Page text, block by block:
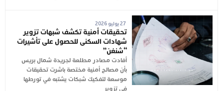
27 يوليو 2026
تحقيقات أمنية تكشف شبهات تزوير
شهادات السكنى للحصول على تأشيرات
“شنغن”
أفادت مصادر مطلعة لجريدة شمال بريس
بأن مصالح أمنية مختصة باشرت تحقيقات
موسعة لتفكيك شبكات يشتبه في تورطها
في تزوير